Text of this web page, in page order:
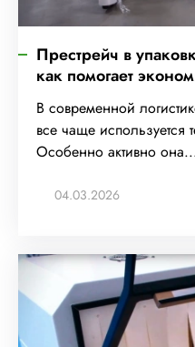
Престрейч в
как помогает
В современной
все чаще используется
Особенно активно
04.03.2026